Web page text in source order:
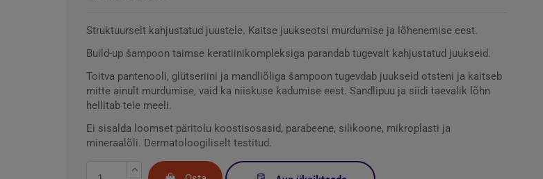
Struktuurselt kahjustatud juustele. Kaitse juukseotsi murdumise ja lõhenemise eest.
Build-up šampoon taimse keratiinikompleksiga parandab tugevalt kahjustatud juukseid.
Toitva pantenooli, glütseriini ja mandliõliga šampoon tugevdab juukseid otsteni ja kaitseb
mitte ainult murdumise, vaid ka niiskuse kadumise eest. Sandlipuu ja siidi taevalik lõhn
hellitab teie meeli.
Ei sisalda loomset päritolu koostisosasid, parabeene, silikoone, mikroplasti ja
mineraalõli. Dermatoloogiliselt testitud.